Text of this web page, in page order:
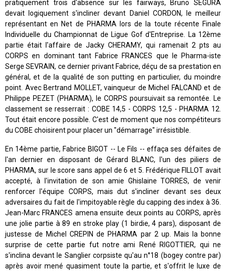
pratiquement trois d'absence sur les fairways, Bruno SEGURA
devait logiquement s'incliner devant Daniel CORDON, le meilleur
représentant en Net de PHARMA lors de la toute récente Finale
Individuelle du Championnat de Ligue Gof d'Entreprise. La 12ème
partie était l'affaire de Jacky CHERAMY, qui ramenait 2 pts au
CORPS en dominant tant Fabrice FRANCES que le Pharma-iste
Serge SEVRAIN, ce dernier privant Fabrice, déçu de sa prestation en
général, et de la qualité de son putting en particulier, du moindre
point. Avec Bertrand MOLLET, vainqueur de Michel FALCAND et de
Philippe PEZET (PHARMA), le CORPS poursuivait sa remontée. Le
classement se resserrait : COBE 14,5 - CORPS 12,5 - PHARMA 12.
Tout était encore possible. C'est de moment que nos compétiteurs
du COBE choisirent pour placer un "démarrage" irrésistible.
En 14ème partie, Fabrice BIGOT -- Le Fils -- effaça ses défaites de
l'an dernier en disposant de Gérard BLANC, l'un des piliers de
PHARMA, sur le score sans appel de 6 et 5. Frédérique FILLOT avait
accepté, à l'invitation de son amie Ghislaine TORRES, de venir
renforcer l'équipe CORPS, mais dut s'incliner devant ses deux
adversaires du fait de l'impitoyable règle du capping des index à 36.
Jean-Marc FRANCES amena ensuite deux points au CORPS, après
une jolie partie à 89 en stroke play (1 birdie, 4 pars), disposant de
justesse de Michel CREPIN de PHARMA par 2 up. Mais la bonne
surprise de cette partie fut notre ami René RIGOTTIER, qui ne
s'inclina devant le Sanglier corpsiste qu'au n°18 (bogey contre par)
après avoir mené quasiment toute la partie, et s'offrit le luxe de